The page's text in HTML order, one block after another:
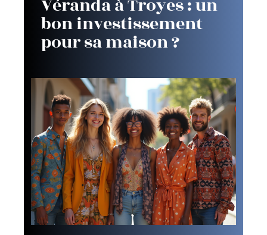
Véranda à Troyes : un
bon investissement
pour sa maison ?